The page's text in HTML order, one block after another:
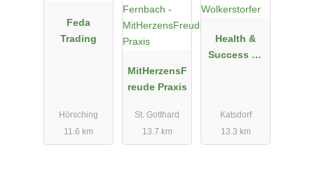
Feda
Trading
Hörsching
11.6 km
MitHerzensF
reude Praxis
St. Gotthard
13.7 km
Health &
Success by
Katsdorf
13.3 km